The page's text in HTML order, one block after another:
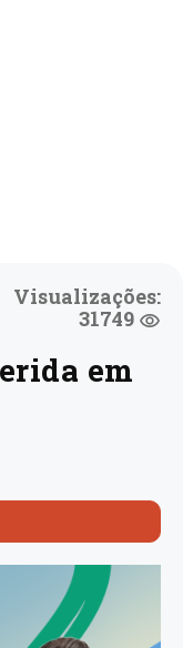
Visualizações:
31749
em